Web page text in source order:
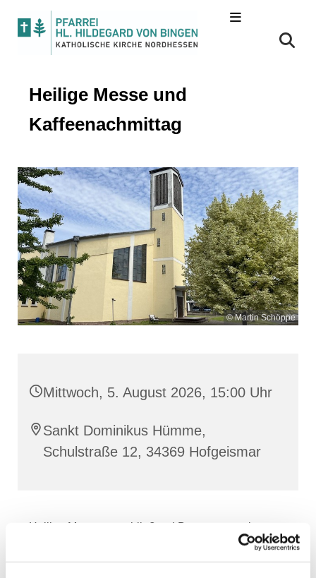
Heilige Messe und
Kaffeenachmittag
© Martin Schöppe
Mittwoch, 5. August 2026, 15:00 Uhr
Sankt Dominikus Hümme,
Schulstraße 12, 34369 Hofgeismar